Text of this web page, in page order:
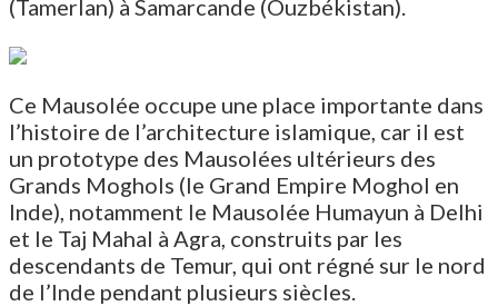
(Tamerlan) à Samarcande (Ouzbékistan).
Ce Mausolée occupe une place importante dans
l’histoire de l’architecture islamique, car il est
un prototype des Mausolées ultérieurs des
Grands Moghols (le Grand Empire Moghol en
Inde), notamment le Mausolée Humayun à Delhi
et le Taj Mahal à Agra, construits par les
descendants de Temur, qui ont régné sur le nord
de l’Inde pendant plusieurs siècles.